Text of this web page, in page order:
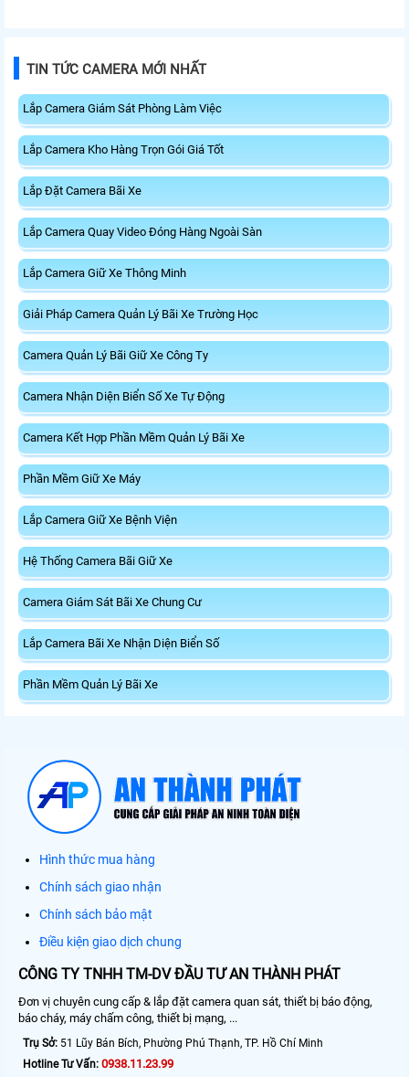
TIN TỨC CAMERA MỚI NHẤT
Lắp Camera Giám Sát Phòng Làm Việc
Lắp Camera Kho Hàng Trọn Gói Giá Tốt
Lắp Đặt Camera Bãi Xe
Lắp Camera Quay Video Đóng Hàng Ngoài Sàn
Lắp Camera Giữ Xe Thông Minh
Giải Pháp Camera Quản Lý Bãi Xe Trường Học
Camera Quản Lý Bãi Giữ Xe Công Ty
Camera Nhận Diện Biển Số Xe Tự Động
Camera Kết Hợp Phần Mềm Quản Lý Bãi Xe
Phần Mềm Giữ Xe Máy
Lắp Camera Giữ Xe Bệnh Viện
Hệ Thống Camera Bãi Giữ Xe
Camera Giám Sát Bãi Xe Chung Cư
Lắp Camera Bãi Xe Nhận Diện Biển Số
Phần Mềm Quản Lý Bãi Xe
Hình thức mua hàng
Chính sách giao nhận
Chính sách bảo mật
Điều kiện giao dịch chung
CÔNG TY TNHH TM-DV ĐẦU TƯ AN THÀNH PHÁT
Đơn vị chuyên cung cấp & lắp đặt camera quan sát, thiết bị báo động,
báo cháy, máy chấm công, thiết bị mạng, ...
Trụ Sở: 51 Lũy Bán Bích, Phường Phú Thạnh, TP. Hồ Chí Minh
Hotline Tư Vấn: 0938.11.23.99